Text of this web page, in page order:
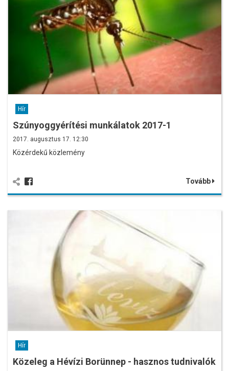
Hír
Szúnyoggyérítési munkálatok 2017-1
2017. augusztus 17. 12:30
Közérdekű közlemény
Tovább
Hír
Közeleg a Hévízi Borünnep - hasznos tudnivalók